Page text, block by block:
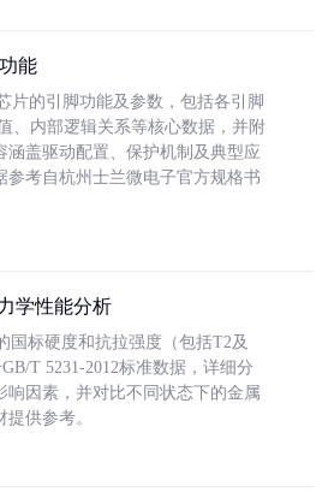
能
片的引脚功能及参数，包括各引脚
、内部逻辑关系等核心数据，并附
涵盖驱动配置、保护机制及典型应
参考自杭州士兰微电子官方规格书
学性能分析
国标硬度和抗拉强度（包括T2及
T 5231-2012标准数据，详细分
响因素，并对比不同状态下的金属
供参考。